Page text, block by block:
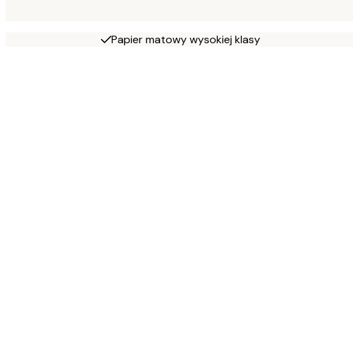
Papier matowy wysokiej klasy